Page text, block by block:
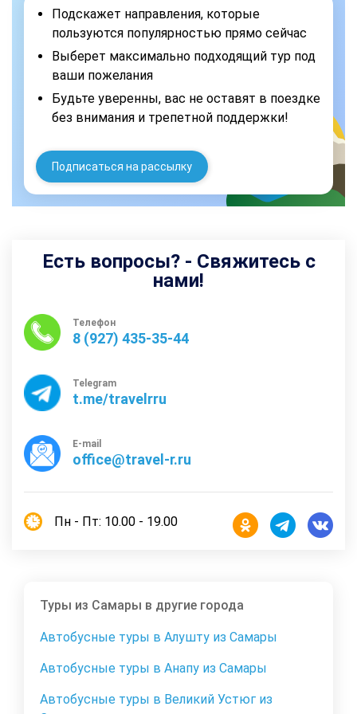
Подскажет направления, которые
пользуются популярностью прямо сейчас
Выберет максимально подходящий тур под
ваши пожелания
Будьте уверенны, вас не оставят в поездке
без внимания и трепетной поддержки!
Подписаться на рассылку
Есть вопросы? - Свяжитесь с
нами!
Телефон
8 (927) 435-35-44
Telegram
t.me/travelrru
E-mail
office@travel-r.ru
Пн - Пт: 10.00 - 19.00
Туры из Самары в другие города
Автобусные туры в Алушту из Самары
Автобусные туры в Анапу из Самары
Автобусные туры в Великий Устюг из